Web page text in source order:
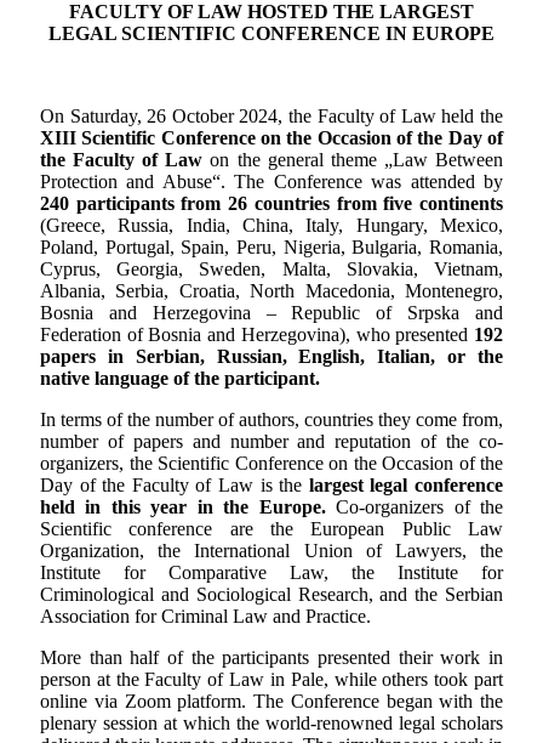
FACULTY OF LAW HOSTED THE LARGEST
LEGAL SCIENTIFIC CONFERENCE IN EUROPE
On Saturday, 26 October 2024, the Faculty of Law held the
XIII Scientific Conference on the Occasion of the Day of
the Faculty of Law on the general theme „Law Between
Protection and Abuse“. The Conference was attended by
240 participants from 26 countries from five continents
(Greece, Russia, India, China, Italy, Hungary, Mexico,
Poland, Portugal, Spain, Peru, Nigeria, Bulgaria, Romania,
Cyprus, Georgia, Sweden, Malta, Slovakia, Vietnam,
Albania, Serbia, Croatia, North Macedonia, Montenegro,
Bosnia and Herzegovina – Republic of Srpska and
Federation of Bosnia and Herzegovina), who presented 192
papers in Serbian, Russian, English, Italian, or the
native language of the participant.
In terms of the number of authors, countries they come from,
number of papers and number and reputation of the co-
organizers, the Scientific Conference on the Occasion of the
Day of the Faculty of Law is the largest legal conference
held in this year in the Europe.Co-organizers of the
Scientific conference are the European Public Law
Organization, the International Union of Lawyers, the
Institute for Comparative Law, the Institute for
Criminological and Sociological Research, and the Serbian
Association for Criminal Law and Practice.
More than half of the participants presented their work in
person at the Faculty of Law in Pale, while others took part
online via Zoom platform. The Conference began with the
plenary session at which the world-renowned legal scholars